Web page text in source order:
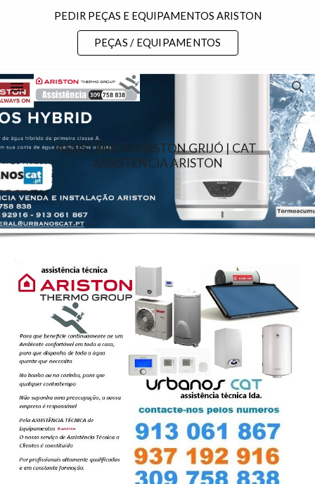
Skip to main content
PEDIR PEÇAS E EQUIPAMENTOS ARISTON
PEÇAS / EQUIPAMENTOS
ASSISTÊNCIA ARISTON GRIJÓ | CAT
ASSISTÊNCIA ARISTON